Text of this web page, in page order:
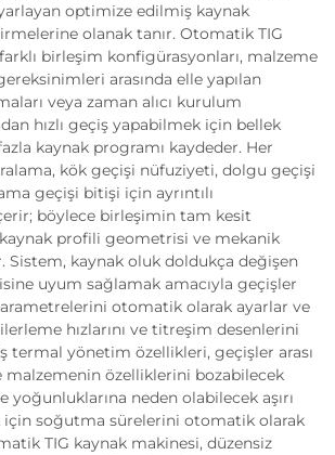
optimize edilmiş kaynak
olanak tanır. Otomatik TIG
birleşim konfigürasyonları, malzeme
arasında elle yapılan
veya zaman alıcı kurulum
hızlı geçiş yapabilmek için bellek
kaynak programı kaydeder. Her
kök geçişi nüfuziyeti, dolgu geçişi
geçişi bitişi için ayrıntılı
böylece birleşimin tam kesit
profili geometrisi ve mekanik
Sistem, kaynak oluk doldukça değişen
uyum sağlamak amacıyla geçişler
otomatik olarak ayarlar ve
hızlarını ve titreşim desenlerini
termal yönetim özellikleri, geçişler arası
malzemenin özelliklerini bozabilecek
neden olabilecek aşırı
için soğutma sürelerini otomatik olarak
TIG kaynak makinesi, düzensiz